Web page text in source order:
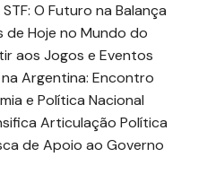
O Futuro na Balança
de Hoje no Mundo do
aos Jogos e Eventos
Argentina: Encontro
e Política Nacional
Articulação Política
de Apoio ao Governo